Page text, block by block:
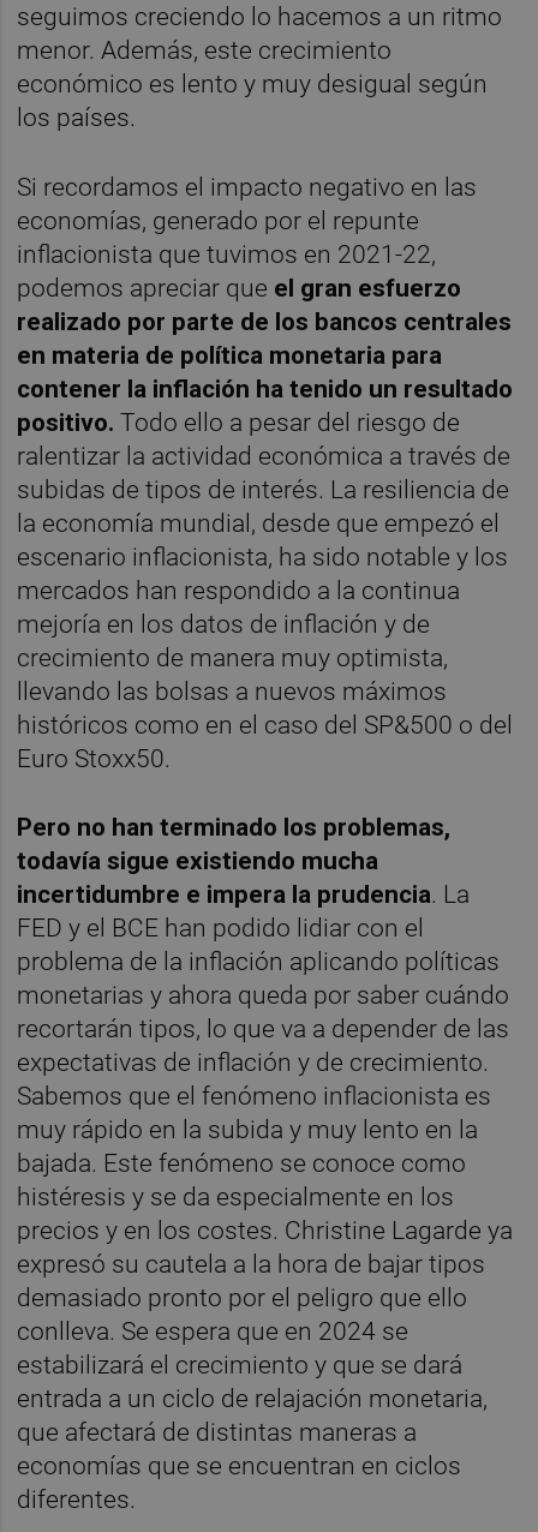
seguimos creciendo lo hacemos a un ritmo
menor. Además, este crecimiento
económico es lento y muy desigual según
los países.
Si recordamos el impacto negativo en las
economías, generado por el repunte
inflacionista que tuvimos en 2021-22,
podemos apreciar que el gran esfuerzo
realizado por parte de los bancos centrales
en materia de política monetaria para
contener la inflación ha tenido un resultado
positivo.Todo ello a pesar del riesgo de
ralentizar la actividad económica a través de
subidas de tipos de interés. La resiliencia de
la economía mundial, desde que empezó el
escenario inflacionista, ha sido notable y los
mercados han respondido a la continua
mejoría en los datos de inflación y de
crecimiento de manera muy optimista,
llevando las bolsas a nuevos máximos
históricos como en el caso del SP&500 o del
Euro Stoxx50.
Pero no han terminado los problemas,
todavía sigue existiendo mucha
incertidumbre e impera la prudencia. La
FED y el BCE han podido lidiar con el
problema de la inflación aplicando políticas
monetarias y ahora queda por saber cuándo
recortarán tipos, lo que va a depender de las
expectativas de inflación y de crecimiento.
Sabemos que el fenómeno inflacionista es
muy rápido en la subida y muy lento en la
bajada. Este fenómeno se conoce como
histéresis y se da especialmente en los
precios y en los costes. Christine Lagarde ya
expresó su cautela a la hora de bajar tipos
demasiado pronto por el peligro que ello
conlleva. Se espera que en 2024 se
estabilizará el crecimiento y que se dará
entrada a un ciclo de relajación monetaria,
que afectará de distintas maneras a
economías que se encuentran en ciclos
diferentes.